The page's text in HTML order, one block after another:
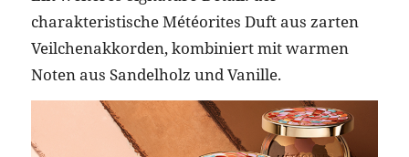
charakteristische Météorites Duft aus zarten
Veilchenakkorden, kombiniert mit warmen
Noten aus Sandelholz und Vanille.